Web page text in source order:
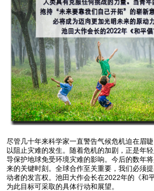
尽管几十年来科学家一直警告气候危机迫在眉
以阻止灾难的发生。随着危机的加剧，正是年
导保护地球免受环境灾难的影响。今后的数年
来的关键时刻。全球合作至关重要，我们必须
动者的发言权。池田大作会长在2022年的《和
为此目标可采取的具体行动和展望。